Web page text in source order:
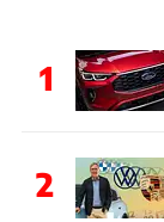
1
2